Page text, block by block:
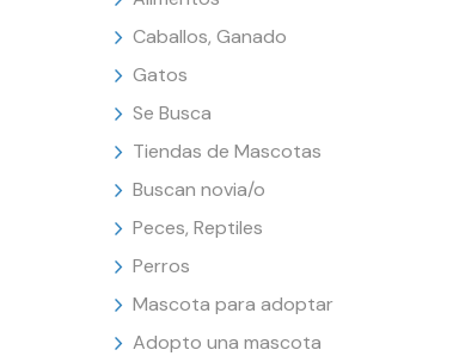
Caballos, Ganado
Gatos
Se Busca
Tiendas de Mascotas
Buscan novia/o
Peces, Reptiles
Perros
Mascota para adoptar
Adopto una mascota